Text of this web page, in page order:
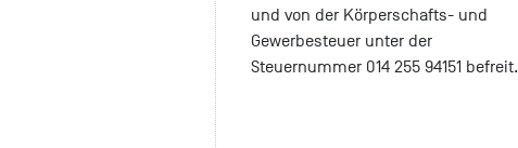
und von der Körperschafts- und
Gewerbesteuer unter der
Steuernummer 014 255 94151 befreit.